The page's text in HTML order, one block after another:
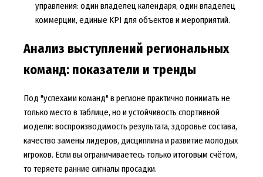
управления: один владелец календаря, один владелец
коммерции, единые KPI для объектов и мероприятий.
Анализ выступлений региональных
команд: показатели и тренды
Под "успехами команд" в регионе практично понимать не
только место в таблице, но и устойчивость спортивной
модели: воспроизводимость результата, здоровье состава,
качество замены лидеров, дисциплина и развитие молодых
игроков. Если вы ограничиваетесь только итоговым счётом,
то теряете ранние сигналы просадки.